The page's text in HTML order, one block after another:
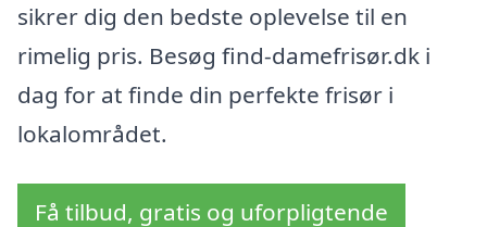
sikrer dig den bedste oplevelse til en
rimelig pris. Besøg find-damefrisør.dk i
dag for at finde din perfekte frisør i
lokalområdet.
Få tilbud, gratis og uforpligtende